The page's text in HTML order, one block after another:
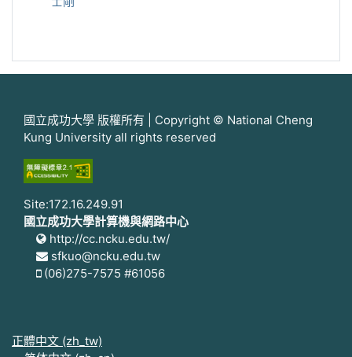
國立成功大學 版權所有 | Copyright © National Cheng
Kung University all rights reserved
Site:172.16.249.91
國立成功大學計算機與網路中心
http://cc.ncku.edu.tw/
sfkuo@ncku.edu.tw
(06)275-7575 #61056
正體中文 ‎(zh_tw)‎